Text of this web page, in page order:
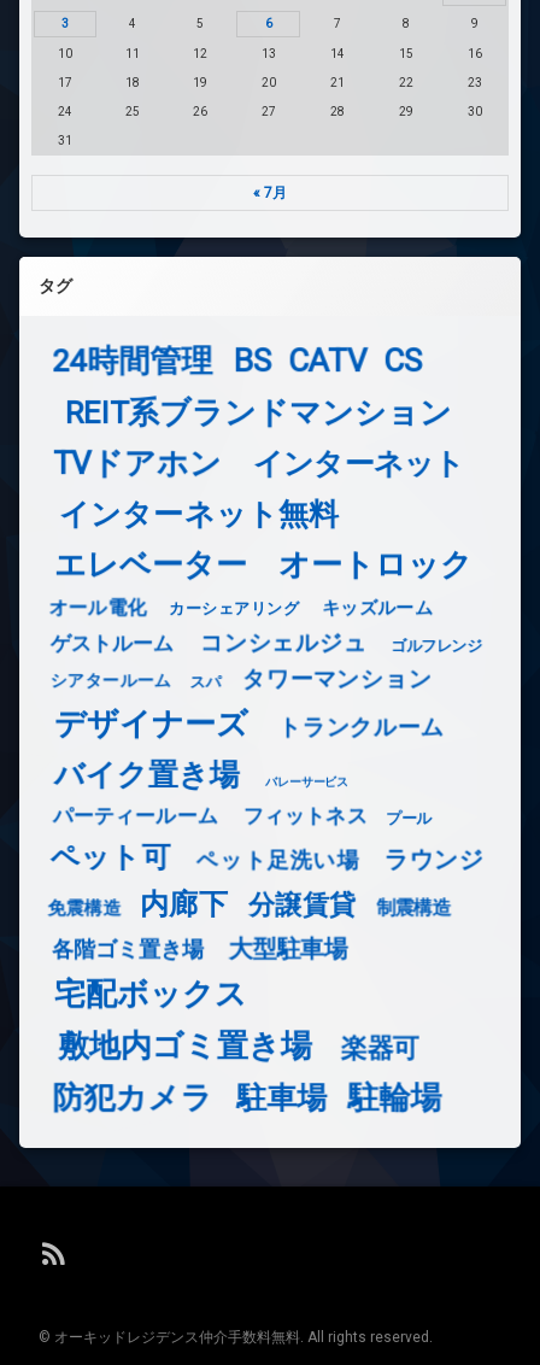
3 4 5 6 7 8 9
10 11 12 13 14 15 16
17 18 19 20 21 22 23
24 25 26 27 28 29 30
31
« 7月
タグ
24時間管理 BS CATV CS
REIT系ブランドマンション
TVドアホン インターネット
インターネット無料
エレベーター オートロック
オール電化 カーシェアリング キッズルーム
ゲストルーム コンシェルジュ ゴルフレンジ
シアタールーム スパ タワーマンション
デザイナーズ トランクルーム
バイク置き場 バレーサービス
パーティールーム フィットネス プール
ペット可 ペット足洗い場 ラウンジ
免震構造 内廊下 分譲賃貸 制震構造
各階ゴミ置き場 大型駐車場
宅配ボックス
敷地内ゴミ置き場
楽器可
防犯カメラ 駐車場 駐輪場
RSS
© オーキッドレジデンス仲介手数料無料. All rights reserved.